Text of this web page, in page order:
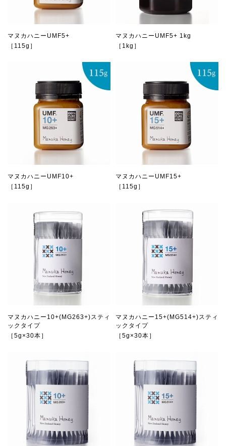
マヌカハニーUMF5+
［115g］
マヌカハニーUMF5+ 1kg
［1kg］
マヌカハニーUMF10+
［115g］
マヌカハニーUMF15+
［115g］
マヌカハニー10+(MG263+)スティ
ックタイプ
［5g×30本］
マヌカハニー15+(MG514+)スティ
ックタイプ
［5g×30本］